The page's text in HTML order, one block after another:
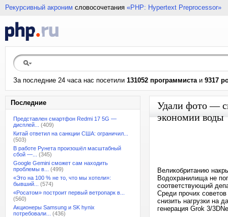
Рекурсивный акроним словосочетания «PHP: Hypertext Preprocessor»
За последние 24 часа нас посетили 131052 программистаи 9317
Последние
Представлен смартфон Redmi 17 5G —
дисплей...
(409)
Китай ответил на санкции США: ограничил...
(503)
В работе Рунета произошёл масштабный
сбой —...
(345)
Google Gemini сможет сам находить
проблемы в...
(499)
«Это на 100 % не то, что мы хотели»:
бывший...
(574)
«Росатом» построит первый ветропарк в...
(560)
Акционеры Samsung и SK hynix
потребовали...
(436)
Удали фото —
экономии воды
Великобританию
Водохранилища не
соответствующий
Среди прочих
снизить нагрузки на
генерация Grok 3/